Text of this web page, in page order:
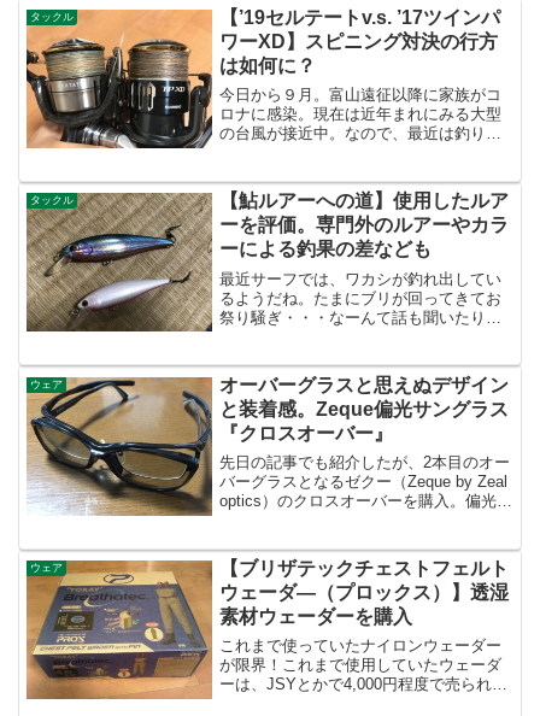
タックル
【’19セルテートv.s. ’17ツインパ
ワーXD】スピニング対決の行方
は如何に？
今日から９月。富山遠征以降に家族がコ
ロナに感染。現在は近年まれにみる大型
の台風が接近中。なので、最近は釣りは
は'19セルテートと'17ツインパワーXDの
「剛性型ス...
タックル
【鮎ルアーへの道】使用したルア
ーを評価。専門外のルアーやカラ
ーによる釣果の差なども
最近サーフでは、ワカシが釣れ出してい
るようだね。たまにブリが回ってきてお
祭り騒ぎ・・・なーんて話も聞いたりす
じみたいなもんだから。それよりも、金
鉱を掘り当てるようにラン...
ウェア
オーバーグラスと思えぬデザイン
と装着感。Zeque偏光サングラス
『クロスオーバー』
先日の記事でも紹介したが、2本目のオー
バーグラスとなるゼクー（Zeque by Zeal
optics）のクロスオーバーを購入。偏光グ
poste...
ウェア
【ブリザテックチェストフェルト
ウェーダ―（プロックス）】透湿
素材ウェーダーを購入
これまで使っていたナイロンウェーダー
が限界！これまで使用していたウェーダ
ーは、JSYとかで4,000円程度で売られて